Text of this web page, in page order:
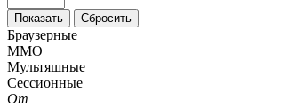
Браузерные
MMO
Мультяшные
Сессионные
От